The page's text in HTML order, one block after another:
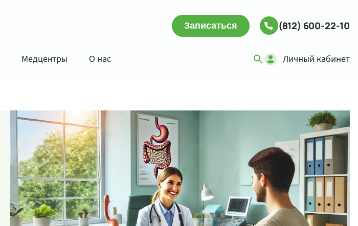
Записаться (812) 600-22-10
Медцентры О нас Личный кабинет